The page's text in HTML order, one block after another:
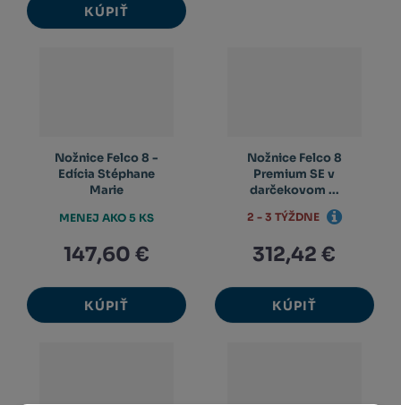
KÚPIŤ
Nožnice Felco 8 -
Edícia Stéphane
Marie
147,60 €
KÚPIŤ
MENEJ AKO 5 KS
Nožnice Felco 8
Premium SE v
darčekovom ...
312,42 €
KÚPIŤ
2 - 3 TÝŽDNE